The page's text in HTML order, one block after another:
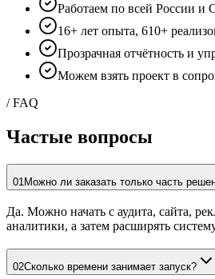
Работаем по всей России и
16+ лет опыта, 610+
Прозрачная отчётность и
Можем взять проект в
/ FAQ
Частые вопросы
01 Можно ли заказать только часть
Да. Можно начать с аудита, сайта,
аналитики, а затем расширять
02Сколько времени занимает запуск?